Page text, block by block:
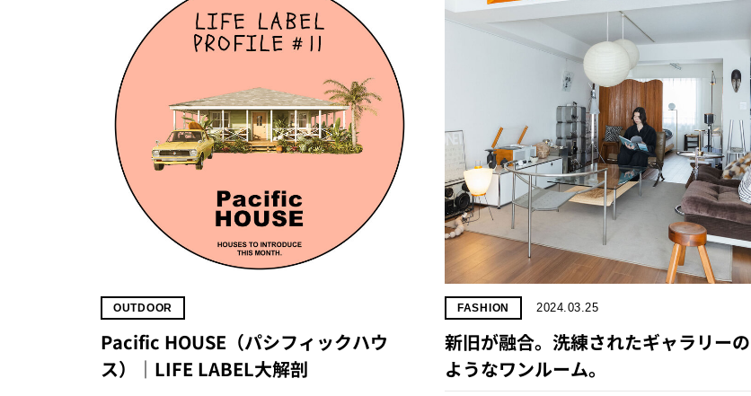
OUTDOOR
Pacific HOUSE（パシフィックハウ
ス）｜LIFE LABEL大解剖
FASHION 2024.03.25
新旧が融合。洗練されたギャラリーの
ようなワンルーム。